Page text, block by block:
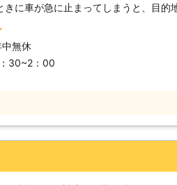
きに車が急に止まってしまうと、目的
、帰宅することもできないので、とて
車を動くようにして欲しい……！」もし
鍵とガラスのウエストン」におまかせくだ
リスクがいっぱい！？】 バッテリーの
です。 また充電のしすぎにも、気をつけな
ん。車のバッテリーは充電をし過ぎて
てケガにつながるので、安全のために
中無休
30~2：00